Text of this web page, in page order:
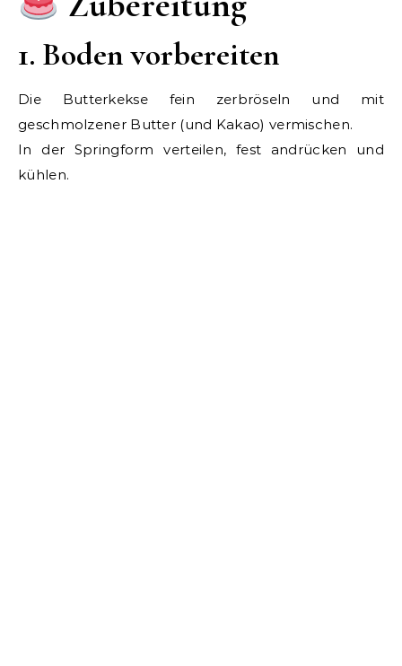
1. Boden vorbereiten
Die Butterkekse fein zerbröseln und mit
geschmolzener Butter (und Kakao) vermischen.
In der Springform verteilen, fest andrücken und
kühlen.